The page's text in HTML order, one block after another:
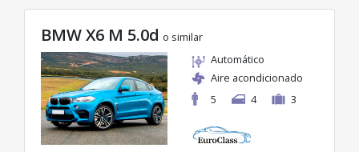
BMW X6 M 5.0d o similar
Automático
Aire acondicionado
5
4 3